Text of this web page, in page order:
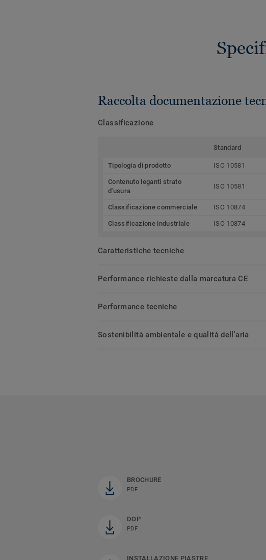
Raccolta documentazione
Classificazione
Standard
Tipologia di prodotto ISO 10581
Contenuto leganti strato
d'usura
ISO 10581
Classificazione commerciale ISO 10874
Classificazione industriale ISO 10874
Caratteristiche tecniche
Performance richieste dalla marcatura CE
Performance tecniche
Sostenibilità ambientale e qualità dell'aria
BROCHURE
PDF
DOP
PDF
INSTALLAZIONE PIASTRE